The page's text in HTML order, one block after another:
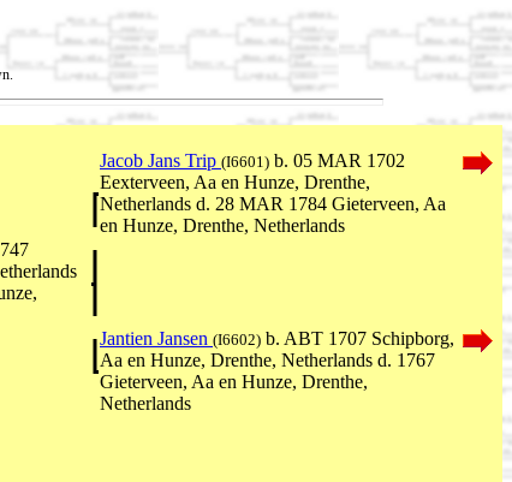
Jacob Jans Trip (I6601) b. 05 MAR 1702
Eexterveen, Aa en Hunze, Drenthe,
Netherlands d. 28 MAR 1784 Gieterveen, Aa
en Hunze, Drenthe, Netherlands
Jantien Jansen (I6602) b. ABT 1707 Schipborg,
Aa en Hunze, Drenthe, Netherlands d. 1767
Gieterveen, Aa en Hunze, Drenthe,
Netherlands